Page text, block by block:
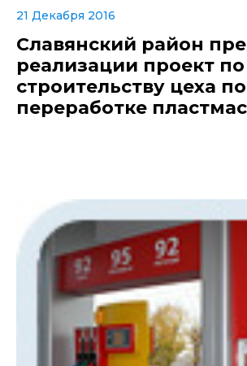
21 Декабря 2016
Славянский район
реализации проект по
строительству цеха по
переработке